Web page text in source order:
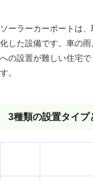
ソーラーカーポートは
化した設備です。車の
への設置が難しい住宅
す。
3種類の設置タイプ